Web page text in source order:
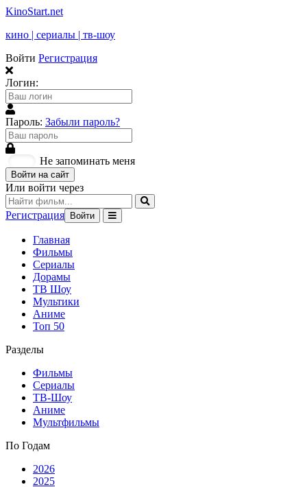
KinoStart.net
кино | сериалы | тв-шоу
Войти Регистрация
Логин:
Пароль: Забыли пароль?
Не запоминать меня
Войти на сайт
Или войти через
Регистрация Войти
Главная
Фильмы
Сериалы
Дорамы
ТВ Шоу
Мультики
Аниме
Топ 50
Разделы
Фильмы
Сериалы
ТВ-Шоу
Аниме
Мультфильмы
По Годам
2026
2025